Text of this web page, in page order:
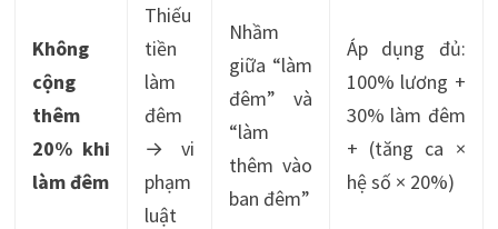
Không
cộng
thêm
20% khi
làm đêm
Thiếu
tiền
làm
đêm
→ vi
phạm
luật
Nhầm
giữa “làm
đêm” và
“làm
thêm vào
ban đêm”
Áp dụng đủ:
100% lương +
30% làm đêm
+ (tăng ca ×
hệ số × 20%)